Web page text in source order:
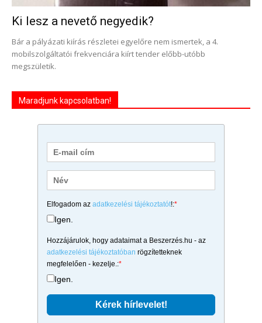
Ki lesz a nevető negyedik?
Bár a pályázati kiírás részletei egyelőre nem ismertek, a 4.
mobilszolgáltatói frekvenciára kiírt tender előbb-utóbb
megszületik.
Maradjunk kapcsolatban!
Elfogadom az adatkezelési tájékoztatót!:*
Igen.
Hozzájárulok, hogy adataimat a Beszerzés.hu - az
adatkezelési tájékoztatóban rögzítetteknek
megfelelően - kezelje.:*
Igen.